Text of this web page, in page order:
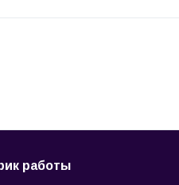
работы